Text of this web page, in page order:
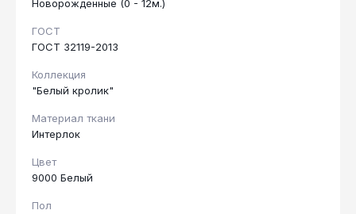
Новорожденные (0 - 12м.)
ГОСТ
ГОСТ 32119-2013
Коллекция
"Белый кролик"
Материал ткани
Интерлок
Цвет
9000 Белый
Пол